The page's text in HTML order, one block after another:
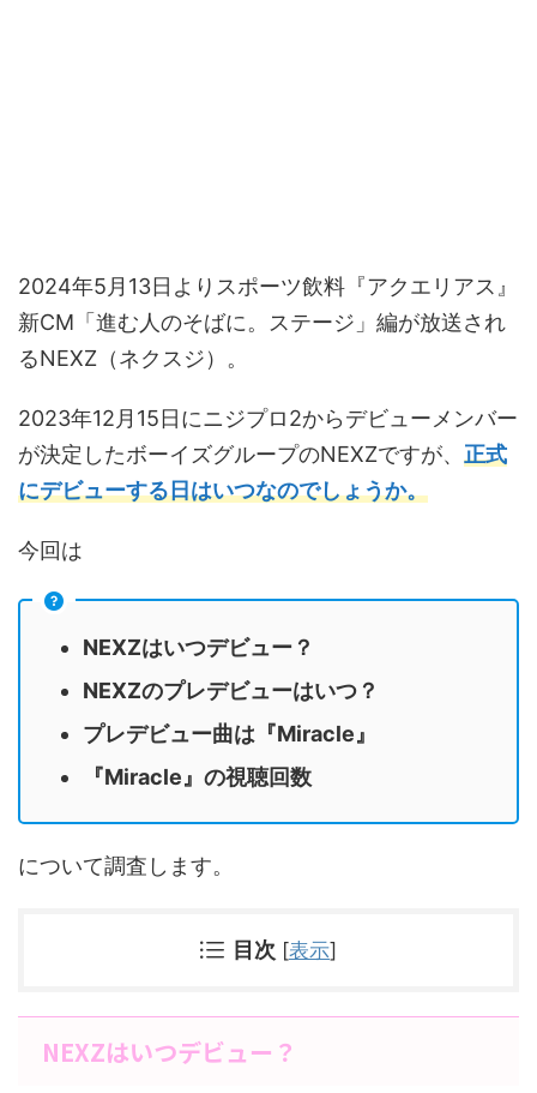
2024年5月13日よりスポーツ飲料『アクエリアス』
新CM「進む人のそばに。ステージ」編が放送され
るNEXZ（ネクスジ）。
2023年12月15日にニジプロ2からデビューメンバー
が決定したボーイズグループのNEXZですが、 正式
にデビューする日はいつなのでしょうか。
今回は
NEXZはいつデビュー？
NEXZのプレデビューはいつ？
プレデビュー曲は『Miracle』
『Miracle』の視聴回数
について調査します。
目次 [表示]
NEXZはいつデビュー？